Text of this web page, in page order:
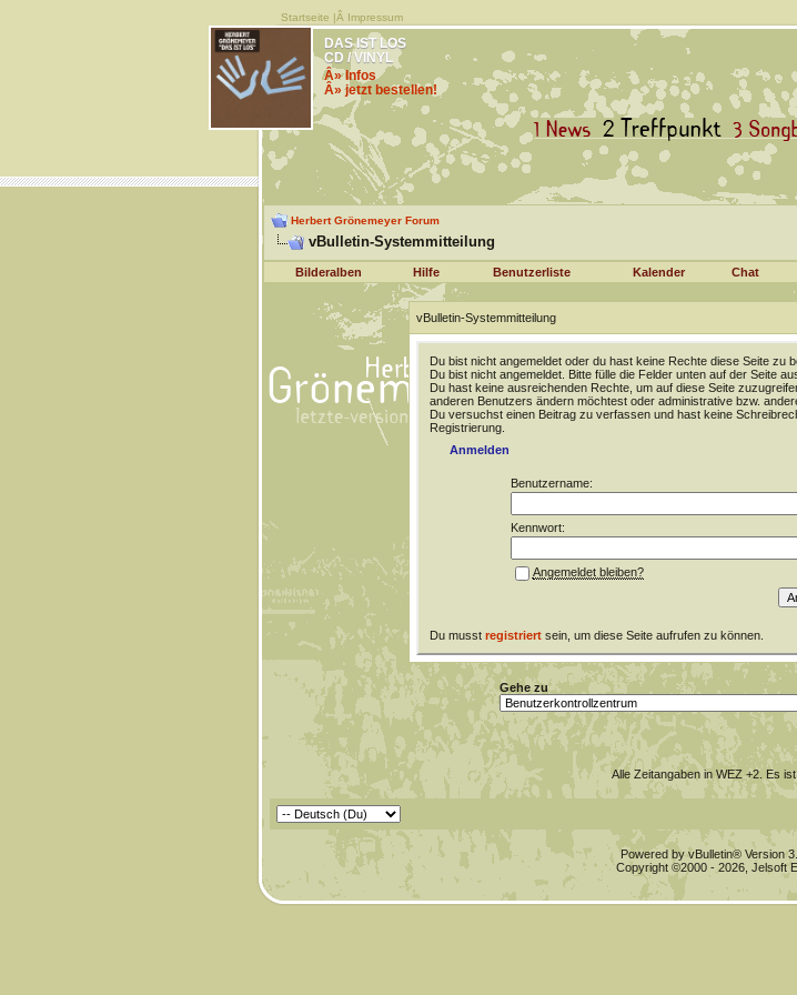
Startseite |Â Impressum
DAS IST LOS
CD / VINYL
Â» Infos
Â» jetzt bestellen!
Herbert Grönemeyer Forum
vBulletin-Systemmitteilung
Bilderalben Hilfe Benutzerliste Kalender Chat
vBulletin-Systemmitteilung
Du bist nicht angemeldet oder du hast keine Rechte diese Seite zu
Du bist nicht angemeldet. Bitte fülle die Felder unten auf der Seite
Du hast keine ausreichenden Rechte, um auf diese Seite
anderen Benutzers ändern möchtest oder administrative bzw.
Du versuchst einen Beitrag zu verfassen und hast keine
Registrierung.
Anmelden
Benutzername:
Kennwort:
Angemeldet bleiben?
Du musst registriertsein, um diese Seite aufrufen zu können.
Gehe zu
Alle Zeitangaben in WEZ +2. Es
Powered by vBulletin® Version
Copyright ©2000 - 2026, Jelsoft